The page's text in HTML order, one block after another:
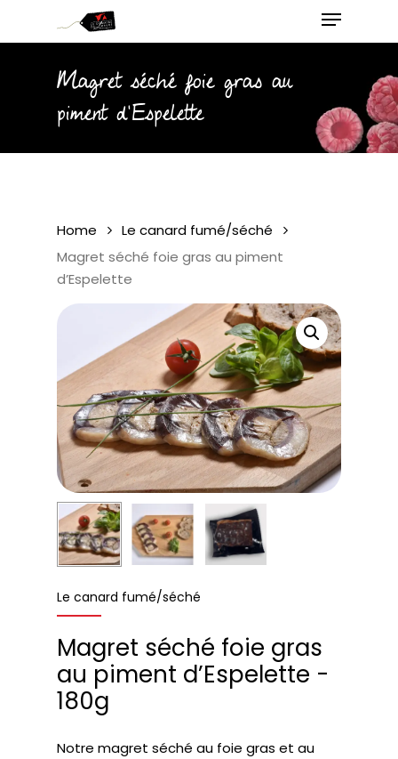
Menu
Magret séché foie gras au
piment d’Espelette
Home
Le canard fumé/séché
Magret séché foie gras au piment
d’Espelette
Le canard fumé/séché
Magret séché foie gras
au piment d’Espelette -
180g
Notre magret séché au foie gras et au
Menu